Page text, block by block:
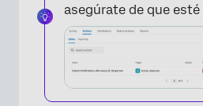
asegúrate de que esté